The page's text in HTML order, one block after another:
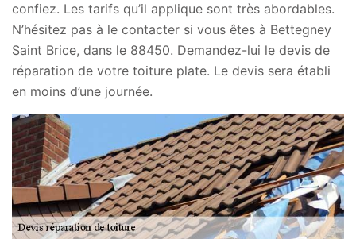
confiez. Les tarifs qu’il applique sont très abordables.
N’hésitez pas à le contacter si vous êtes à Bettegney
Saint Brice, dans le 88450. Demandez-lui le devis de
réparation de votre toiture plate. Le devis sera établi
en moins d’une journée.